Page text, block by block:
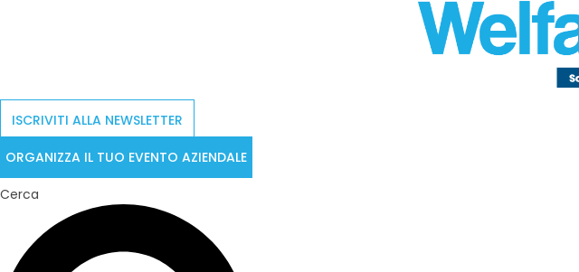
ISCRIVITI ALLA NEWSLETTER
ORGANIZZA IL TUO EVENTO AZIENDALE
Cerca